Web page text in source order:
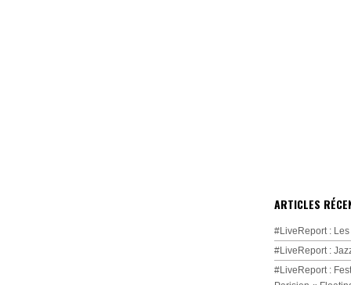
ARTICLES
#LiveReport :
#LiveReport :
#LiveReport :